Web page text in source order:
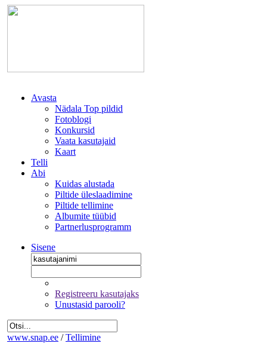
Avasta
Nädala Top pildid
Fotoblogi
Konkursid
Vaata kasutajaid
Kaart
Telli
Abi
Kuidas alustada
Piltide üleslaadimine
Piltide tellimine
Albumite tüübid
Partnerlusprogramm
Sisene
Registreeru kasutajaks
Unustasid parooli?
www.snap.ee / Tellimine